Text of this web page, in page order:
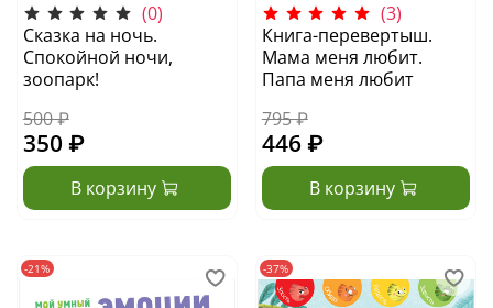
(0)
Сказка на ночь.
Спокойной ночи,
зоопарк!
500 ₽
350 ₽
В корзину
(3)
Книга-перевертыш.
Мама меня любит.
Папа меня любит
795 ₽
446 ₽
В корзину
-21% -37%